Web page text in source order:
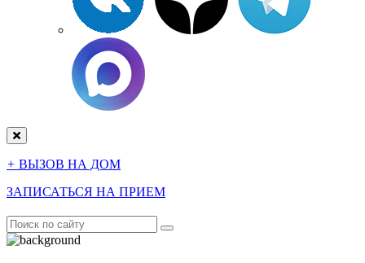
+ ВЫЗОВ НА ДОМ
ЗАПИСАТЬСЯ НА ПРИЕМ